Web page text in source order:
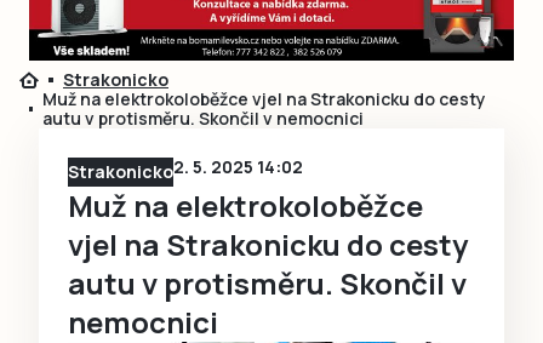
Strakonicko
Muž na elektrokoloběžce vjel na Strakonicku do cesty
autu v protisměru. Skončil v nemocnici
Strakonicko2. 5. 2025 14:02
Muž na elektrokoloběžce
vjel na Strakonicku do cesty
autu v protisměru. Skončil v
nemocnici